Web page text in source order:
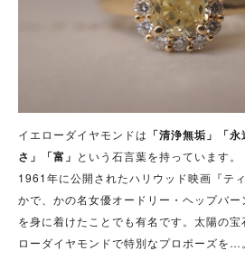
イエローダイヤモンドは 「清浄無垢」「
さ」「富」 という石言葉を持っています。
1961年に公開されたハリウッド映画『テ
かで、かの名女優オードリー・ヘップバ
を身に着けたことでも有名です。太陽の
ローダイヤモンドで特別なプロポーズを…。